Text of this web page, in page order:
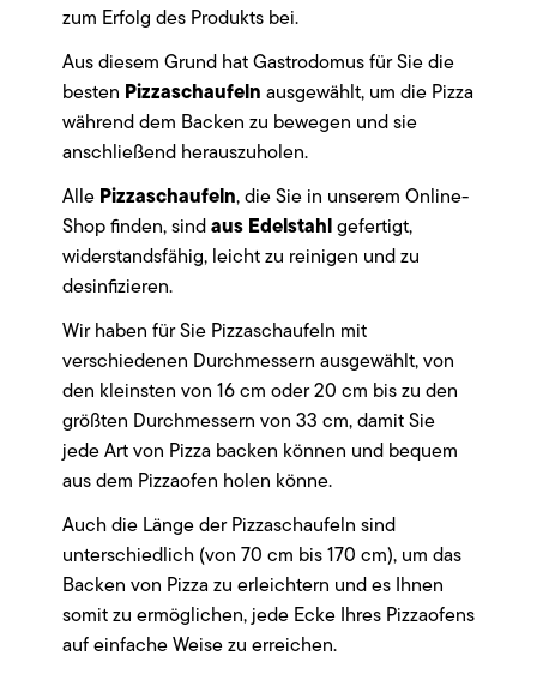
zum Erfolg des Produkts bei.
Aus diesem Grund hat Gastrodomus für Sie die
besten Pizzaschaufeln ausgewählt, um die Pizza
während dem Backen zu bewegen und sie
anschließend herauszuholen.
Alle Pizzaschaufeln, die Sie in unserem Online-
Shop finden, sindaus Edelstahlgefertigt,
widerstandsfähig, leicht zu reinigen und zu
desinfizieren.
Wir haben für Sie Pizzaschaufeln mit
verschiedenen Durchmessern ausgewählt, von
den kleinsten von 16 cm oder 20 cm bis zu den
größten Durchmessern von 33 cm, damit Sie
jede Art von Pizza backen können und bequem
aus dem Pizzaofen holen könne.
Auch die Länge der Pizzaschaufeln sind
unterschiedlich (von 70 cm bis 170 cm), um das
Backen von Pizza zu erleichtern und es Ihnen
somit zu ermöglichen, jede Ecke Ihres Pizzaofens
auf einfache Weise zu erreichen.